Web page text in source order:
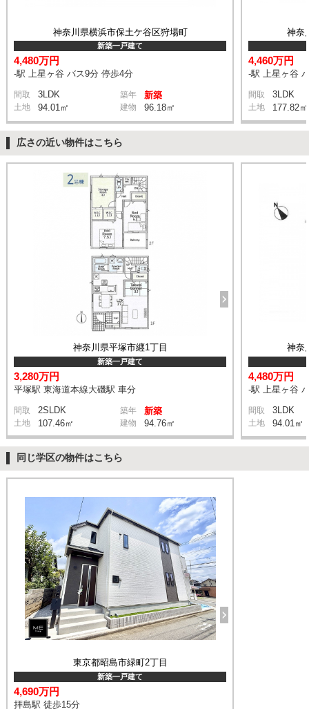
神奈川県横浜市保土ケ谷区狩場町
新築一戸建て
4,480万円
-駅 上星ヶ谷 バス9分 停歩4分
間取 3LDK 築年 新築
土地 94.01㎡ 建物 96.18㎡
神奈
4,460万円
-駅 上星ヶ谷
間取 3LDK
土地 177.82㎡
広さの近い物件はこちら
神奈川県平塚市纒1丁目
新築一戸建て
3,280万円
平塚駅 東海道本線大磯駅 車分
間取 2SLDK 築年 新築
土地 107.46㎡ 建物 94.76㎡
神奈
4,480万円
-駅 上星ヶ谷
間取 3LDK
土地 94.01㎡
同じ学区の物件はこちら
東京都昭島市緑町2丁目
新築一戸建て
4,690万円
拝島駅 徒歩15分